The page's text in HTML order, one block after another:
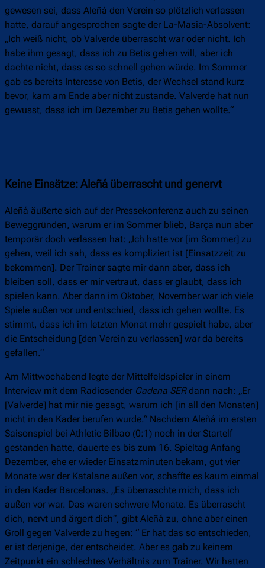
gewesen sei, dass Aleñá den Verein so plötzlich verlassen
hatte, darauf angesprochen sagte der La-Masia-Absolvent:
„Ich weiß nicht, ob Valverde überrascht war oder nicht. Ich
habe ihm gesagt, dass ich zu Betis gehen will, aber ich
dachte nicht, dass es so schnell gehen würde. Im Sommer
gab es bereits Interesse von Betis, der Wechsel stand kurz
bevor, kam am Ende aber nicht zustande. Valverde hat nun
gewusst, dass ich im Dezember zu Betis gehen wollte.“
Keine Einsätze: Aleñá überrascht und genervt
Aleñá äußerte sich auf der Pressekonferenz auch zu seinen
Beweggründen, warum er im Sommer blieb, Barça nun aber
temporär doch verlassen hat: „Ich hatte vor [im Sommer] zu
gehen, weil ich sah, dass es kompliziert ist [Einsatzzeit zu
bekommen]. Der Trainer sagte mir dann aber, dass ich
bleiben soll, dass er mir vertraut, dass er glaubt, dass ich
spielen kann. Aber dann im Oktober, November war ich viele
Spiele außen vor und entschied, dass ich gehen wollte. Es
stimmt, dass ich im letzten Monat mehr gespielt habe, aber
die Entscheidung [den Verein zu verlassen] war da bereits
gefallen.“
Am Mittwochabend legte der Mittelfeldspieler in einem
Interview mit dem Radiosender Cadena SERdann nach: „Er
[Valverde] hat mir nie gesagt, warum ich [in all den Monaten]
nicht in den Kader berufen wurde.“ Nachdem Aleñá im ersten
Saisonspiel bei Athletic Bilbao (0:1) noch in der Startelf
gestanden hatte, dauerte es bis zum 16. Spieltag Anfang
Dezember, ehe er wieder Einsatzminuten bekam, gut vier
Monate war der Katalane außen vor, schaffte es kaum einmal
in den Kader Barcelonas. „Es überraschte mich, dass ich
außen vor war. Das waren schwere Monate. Es überrascht
dich, nervt und ärgert dich“, gibt Aleñá zu, ohne aber einen
Groll gegen Valverde zu hegen: “ Er hat das so entschieden,
er ist derjenige, der entscheidet. Aber es gab zu keinem
Zeitpunkt ein schlechtes Verhältnis zum Trainer. Wir hatten